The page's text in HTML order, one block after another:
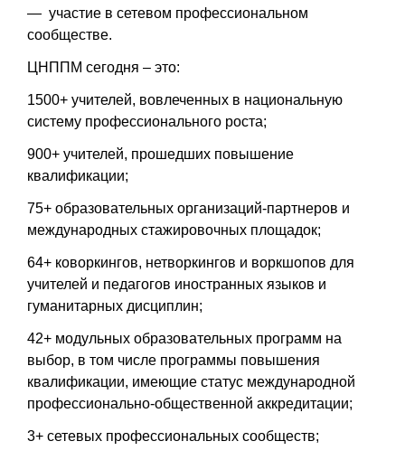
— участие в сетевом профессиональном
сообществе.
ЦНППМ сегодня – это:
1500+ учителей, вовлеченных в национальную
систему профессионального роста;
900+ учителей, прошедших повышение
квалификации;
75+ образовательных организаций-партнеров и
международных стажировочных площадок;
64+ коворкингов, нетворкингов и воркшопов для
учителей и педагогов иностранных языков и
гуманитарных дисциплин;
42+ модульных образовательных программ на
выбор, в том числе программы повышения
квалификации, имеющие статус международной
профессионально-общественной аккредитации;
3+ сетевых профессиональных сообществ;